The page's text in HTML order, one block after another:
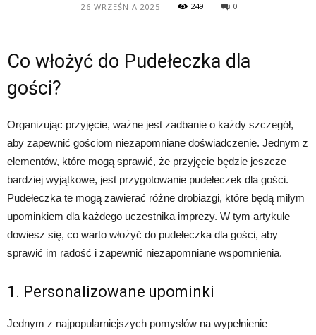
26 WRZEŚNIA 2025 249 0
Co włożyć do Pudełeczka dla
gości?
Organizując przyjęcie, ważne jest zadbanie o każdy szczegół,
aby zapewnić gościom niezapomniane doświadczenie. Jednym z
elementów, które mogą sprawić, że przyjęcie będzie jeszcze
bardziej wyjątkowe, jest przygotowanie pudełeczek dla gości.
Pudełeczka te mogą zawierać różne drobiazgi, które będą miłym
upominkiem dla każdego uczestnika imprezy. W tym artykule
dowiesz się, co warto włożyć do pudełeczka dla gości, aby
sprawić im radość i zapewnić niezapomniane wspomnienia.
1. Personalizowane upominki
Jednym z najpopularniejszych pomysłów na wypełnienie